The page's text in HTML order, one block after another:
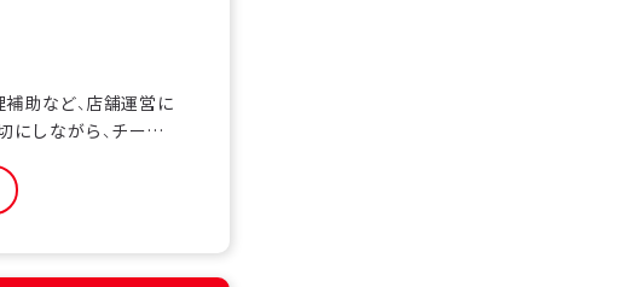
助など、店舗運営に
にしながら、チーム
ービスを基礎から
能です。シフト制勤